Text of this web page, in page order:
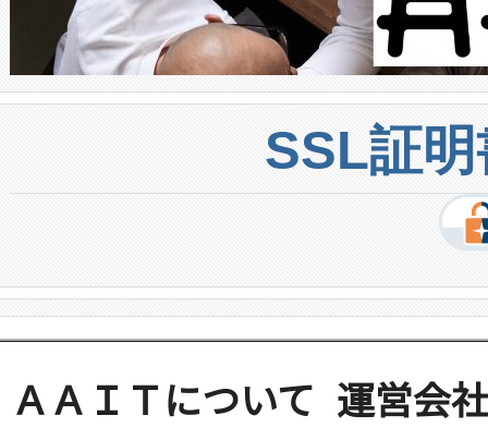
SSL証
ＡＡＩＴについて 運営会社